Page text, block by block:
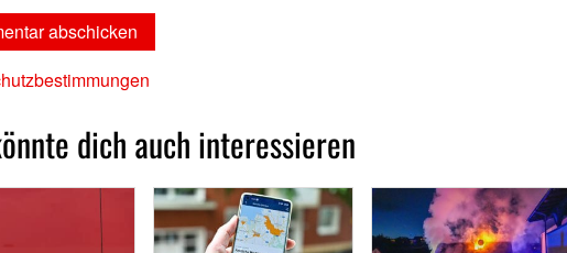
dich auch interessieren